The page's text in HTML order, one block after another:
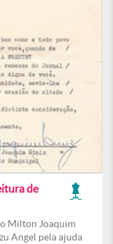
de
Milton Joaquim
Angel pela ajuda